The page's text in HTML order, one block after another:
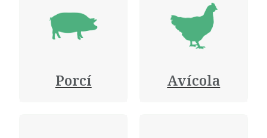
Porcí Avícola